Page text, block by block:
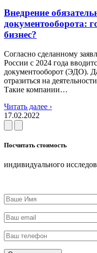
Внедрение
документооборота:
бизнес?
Согласно сделанному
России с 2024 года
документооборот (ЭДО).
отразиться на
Такие компании…
Читать далее ›
17.02.2022
Посчитать стоимость
индивидуального